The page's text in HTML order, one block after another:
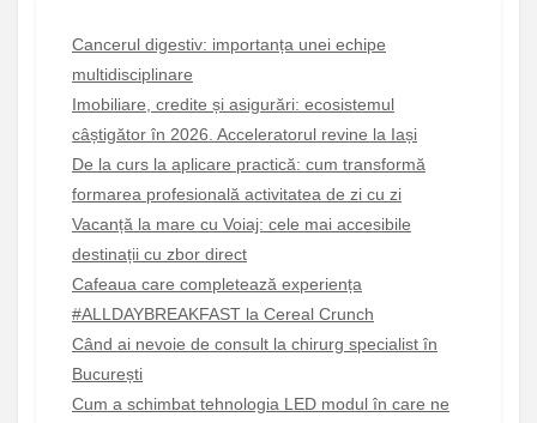
Cancerul digestiv: importanța unei echipe
multidisciplinare
Imobiliare, credite și asigurări: ecosistemul
câștigător în 2026. Acceleratorul revine la Iași
De la curs la aplicare practică: cum transformă
formarea profesională activitatea de zi cu zi
Vacanță la mare cu Voiaj: cele mai accesibile
destinații cu zbor direct
Cafeaua care completează experiența
#ALLDAYBREAKFAST la Cereal Crunch
Când ai nevoie de consult la chirurg specialist în
București
Cum a schimbat tehnologia LED modul în care ne